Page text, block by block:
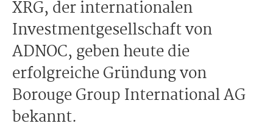
XRG, der internationalen
Investmentgesellschaft von
ADNOC, geben heute die
erfolgreiche Gründung von
Borouge Group International AG
bekannt.